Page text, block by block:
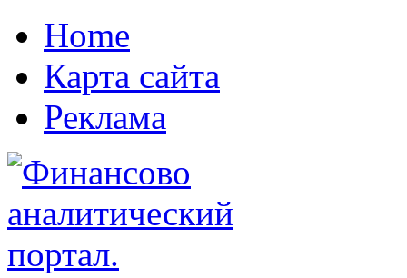
Home
Карта сайта
Реклама